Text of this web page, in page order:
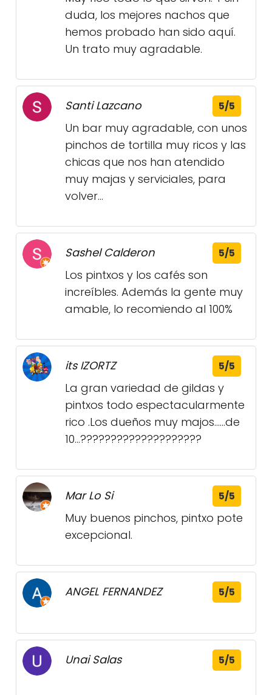
duda, los mejores nachos que
hemos probado han sido aquí.
Un trato muy agradable.
Santi Lazcano 5/5
Un bar muy agradable, con unos
pinchos de tortilla muy ricos y las
chicas que nos han atendido
muy majas y serviciales, para
volver...
Sashel Calderon 5/5
Los pintxos y los cafés son
increíbles. Además la gente muy
amable, lo recomiendo al 100%
its IZORTZ 5/5
La gran variedad de gildas y
pintxos todo espectacularmente
rico .Los dueños muy majos......de
10...????????????????????
Mar Lo Si 5/5
Muy buenos pinchos, pintxo pote
excepcional.
ANGEL FERNANDEZ 5/5
Unai Salas 5/5